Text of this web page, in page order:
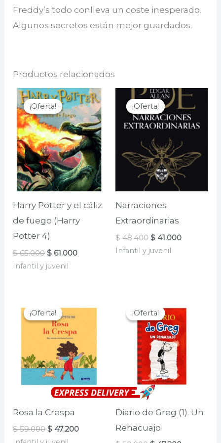
Freddy’s todo conlleva un coste inesperado.
Algunos secretos están mejor guardados.
Productos relacionados
¡Oferta!
¡Oferta!
Harry Potter y el cáliz
de fuego (Harry
Potter 4)
$65.000 El
precio
original
$ 61.000El
Infantil y juvenil
¡Oferta!
¡Oferta!
Narraciones
Extraordinarias
$48.400 El
precio
original
$ 41.000El
Infantil y juvenil
¡Oferta!
¡Oferta!
Rosa la Crespa
$59.000 El
precio
$ 47.200El
¡Oferta!
¡Oferta!
Diario de Greg (1). Un
Renacuajo